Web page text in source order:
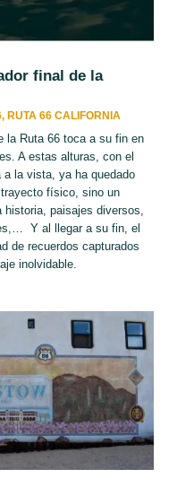
final de la
, RUTA 66 CALIFORNIA
la Ruta 66 toca a su fin en
A estas alturas, con el
la vista, ya ha quedado
físico, sino un
paisajes diversos,
Y al llegar a su fin, el
de recuerdos capturados
inolvidable.